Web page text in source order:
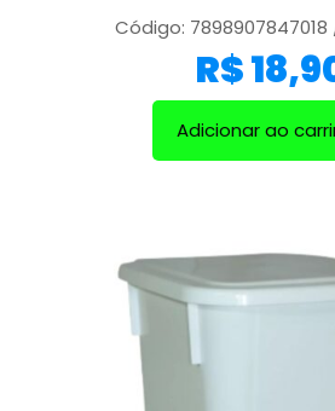
Código:
R$
Adicionar ao